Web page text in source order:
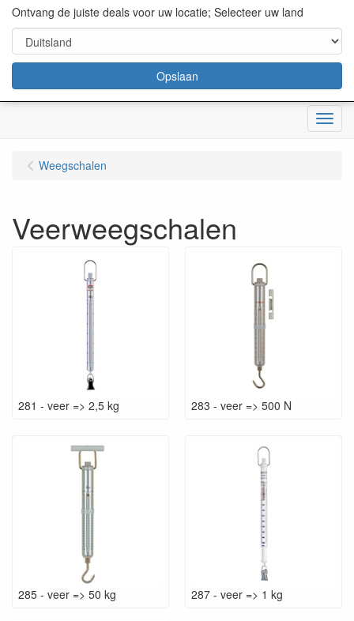
content="18/11/2025″/>
Menu
Weegschalen
Veerweegschalen
281 - veer => 2,5 kg 283 - veer => 500 N
285 - veer => 50 kg 287 - veer => 1 kg
Ontvang de juiste deals voor uw locatie; Selecteer uw land
Opslaan